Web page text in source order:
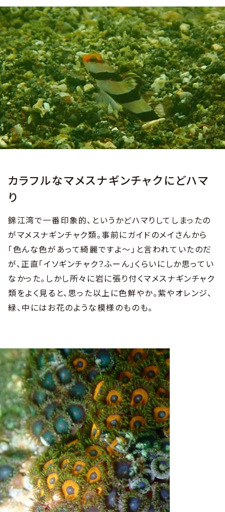
カラフルなマメスナギンチャクにどハマ
り
錦江湾で一番印象的、というかどハマりしてしまったの
がマメスナギンチャク類。事前にガイドのメイさんから
「色んな色があって綺麗ですよ〜」と言われていたのだ
が、正直「イソギンチャク？ふーん」くらいにしか思ってい
なかった。しかし所々に岩に張り付くマメスナギンチャク
類をよく見ると、思った以上に色鮮やか。紫やオレンジ、
緑、中にはお花のような模様のものも。